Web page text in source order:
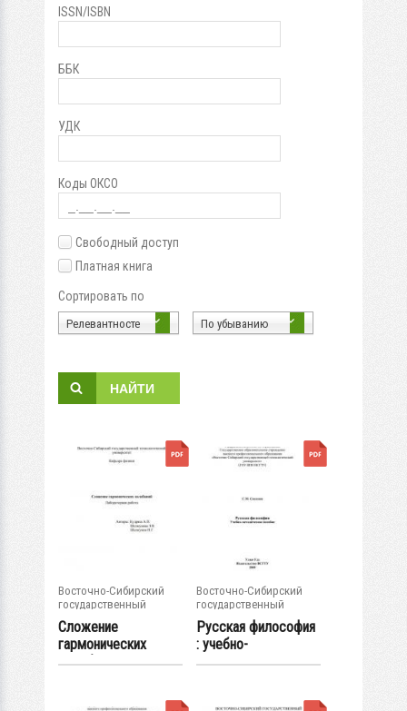
ISSN/ISBN
ББК
УДК
Коды ОКСО
Свободный доступ
Платная книга
Сортировать по
Релевантносте По убыванию
Восточно-Сибирский
государственный
университет...
Сложение
гармонических
колебаний :
Восточно-Сибирский
государственный
университет...
Русская философия
: учебно-
методическое